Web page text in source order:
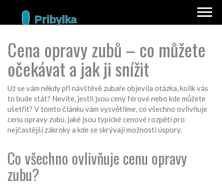
Cena opravy zubů – co můžete
očekávat a jak ji snížit
Už se vám někdy při návštěvě zubaře objevila otázka, kolik vás
to bude stát? Nevíte, jestli jsou ceny férové nebo kde můžete
ušetřit? V tomto článku vám vysvětlíme, co všechno ovlivňuje
cenu opravy zubu, jaké jsou typické cenové rozpětí pro
nejčastější zákroky a kde se skrývají možnosti úspory.
Co všechno ovlivňuje cenu opravy
zubu?